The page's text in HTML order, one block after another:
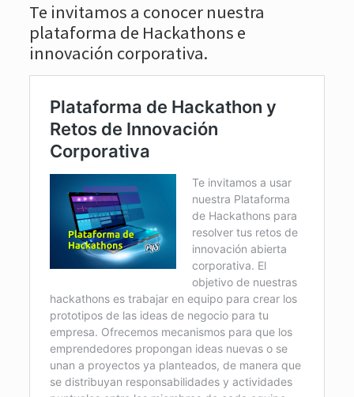
Te invitamos a conocer nuestra
plataforma de Hackathons e
innovación corporativa.